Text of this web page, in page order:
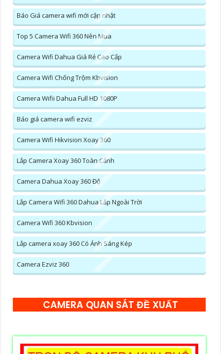
Báo Giá camera wifi mới cập nhật
Top 5 Camera Wifi 360 Nên Mua
Camera Wifi Dahua Giá Rẻ Cao Cấp
Camera Wifi Chống Trộm Kbvision
Camera Wifii Dahua Full HD 1080P
Báo giá camera wifi ezviz
Camera Wifi Hikvision Xoay 360
Lắp Camera Xoay 360 Toàn Cảnh
Camera Dahua Xoay 360 Độ
Lắp Camera Wifi 360 Dahua Lắp Ngoài Trời
Camera Wifi 360 Kbvision
Lắp camera xoay 360 Có Ánh Sáng Kép
Camera Ezviz 360
CAMERA QUAN SÁT ĐỀ XUẤT